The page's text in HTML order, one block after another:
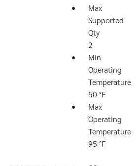
Max
Supported
Qty
2
Min
Operating
Temperature
50 °F
Max
Operating
Temperature
95 °F